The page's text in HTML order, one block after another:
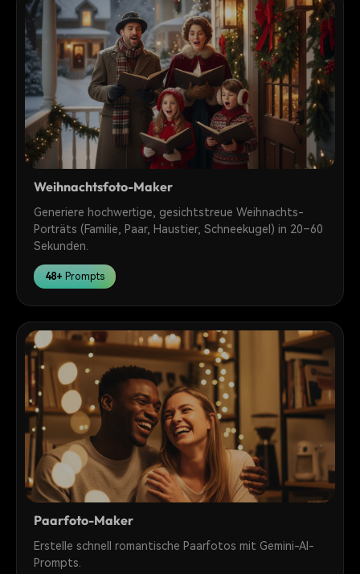
Weihnachtsfoto-Maker
Generiere hochwertige, gesichtstreue Weihnachts-
Porträts (Familie, Paar, Haustier, Schneekugel) in 20–60
Sekunden.
48+ Prompts
Paarfoto-Maker
Erstelle schnell romantische Paarfotos mit Gemini-AI-
Prompts.